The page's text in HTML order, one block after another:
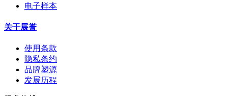
电子样本
关于展誉
使用条款
隐私条约
品牌塑源
发展历程